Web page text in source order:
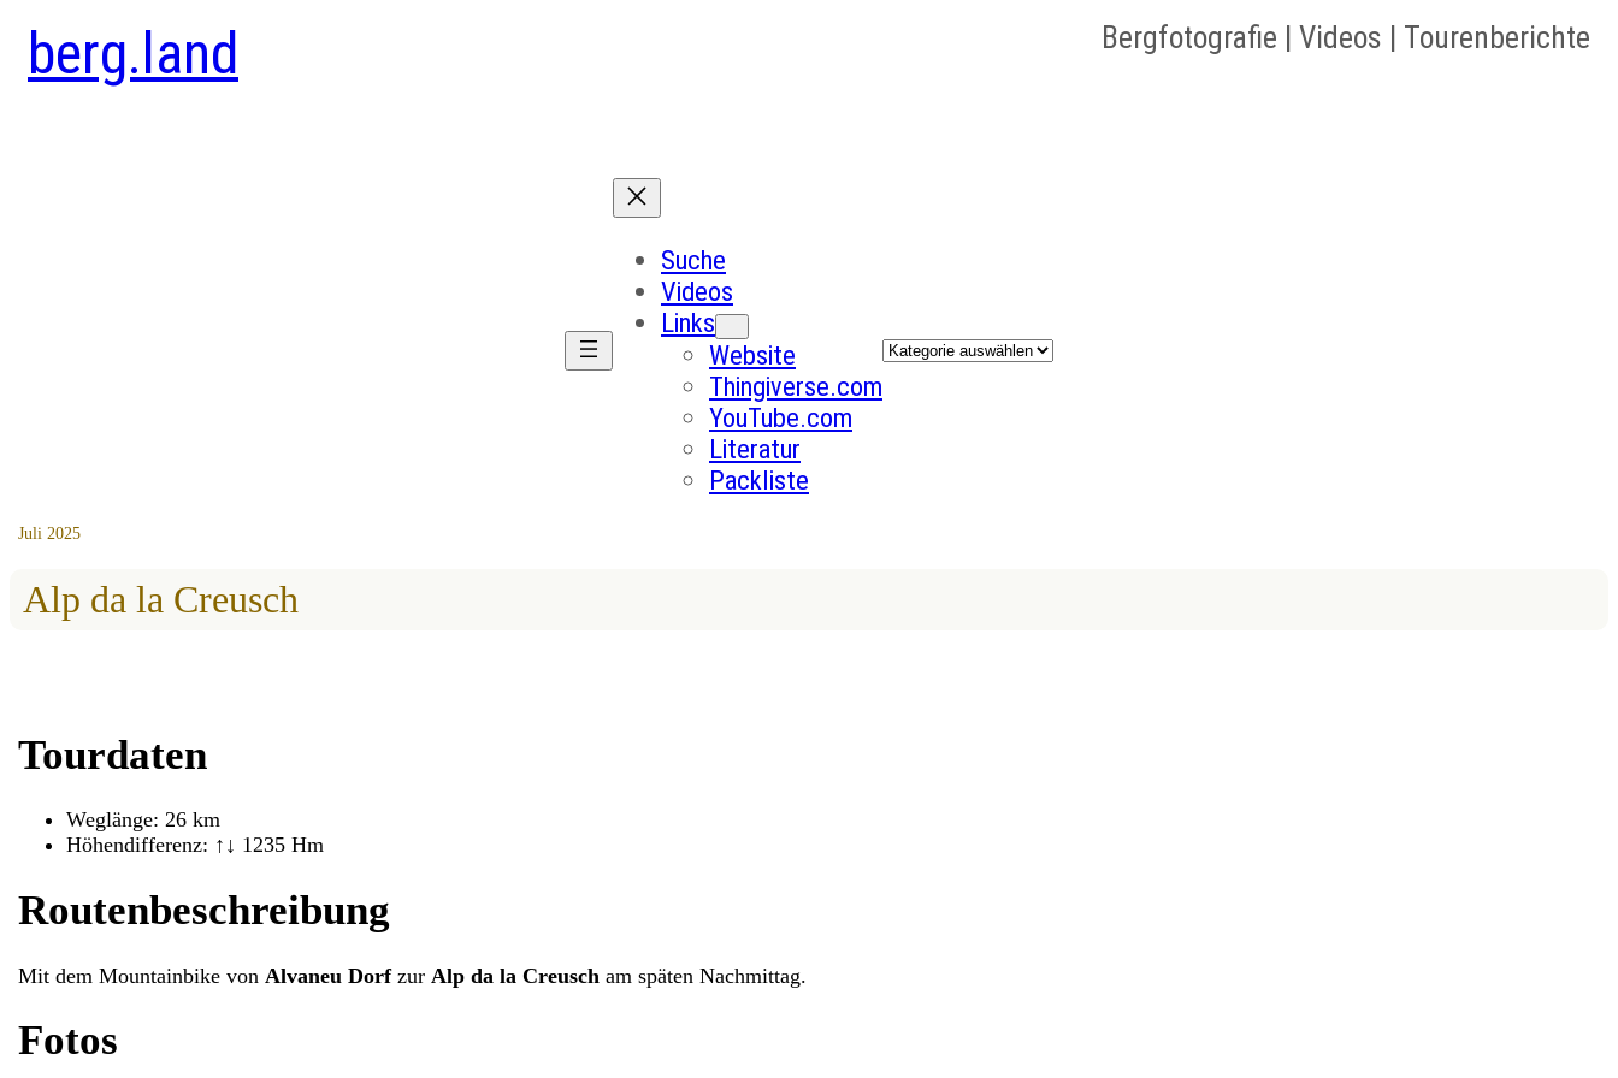
berg.land Bergfotografie | Videos | Tourenberichte
Suche
Videos
Links
Website
Thingiverse.com
YouTube.com
Literatur
Packliste
Kategorien
Juli 2025
Alp da la Creusch
Tourdaten
Weglänge: 26 km
Höhendifferenz: ↑↓ 1235 Hm
Routenbeschreibung
Mit dem Mountainbike von Alvaneu Dorfzur Alp da la Creusch am späten Nachmittag.
Fotos